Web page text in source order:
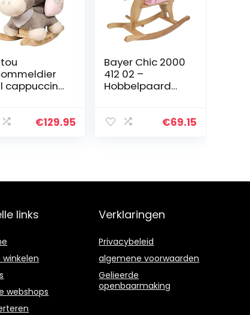
cappuccino,
€129.95
Bayer Chic 2000
412 02 –
Hobbelpaard
€69.15
links
winkelen
webshops
Verklaringen
Privacybeleid
algemene voorwaarden
Gelieerde
openbaarmaking